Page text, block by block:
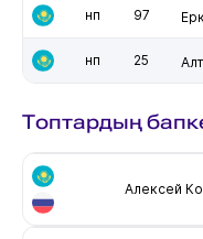
нп 97
нп 25
Топтардың
Алексей